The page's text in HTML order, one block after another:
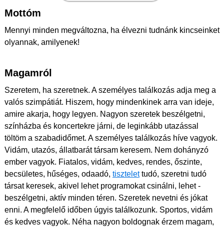
Mottóm
Mennyi minden megváltozna, ha élvezni tudnánk kincseinket
olyannak, amilyenek!
Magamról
Szeretem, ha szeretnek. A személyes találkozás adja meg a
valós szimpátiát. Hiszem, hogy mindenkinek arra van ideje,
amire akarja, hogy legyen. Nagyon szeretek beszélgetni,
színházba és koncertekre járni, de leginkább utazással
töltöm a szabadidőmet. A személyes találkozás híve vagyok.
Vidám, utazós, állatbarát társam keresem. Nem dohányzó
ember vagyok. Fiatalos, vidám, kedves, rendes, őszinte,
becsületes, hűséges, odaadó, tisztelettudó, szeretni tudó
társat keresek, akivel lehet programokat csinálni, lehet -
beszélgetni, aktív minden téren. Szeretek nevetni és jókat
enni. A megfelelő időben úgyis találkozunk. Sportos, vidám
és kedves vagyok. Néha nagyon boldognak érzem magam,